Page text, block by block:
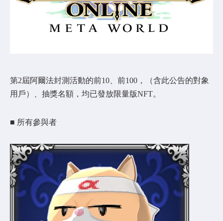
第2屆阿爾法封測活動的前10、前100，（含此公告的對象
用戶）、抽獎名額，均已發放限量版NFT。
■ 所有參與者